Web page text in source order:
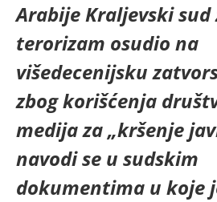
Arabije Kraljevski sud
terorizam osudio na
višedecenijsku
zbog korišćenja
medija za „kršenje
navodi se u sudskim
dokumentima u koje